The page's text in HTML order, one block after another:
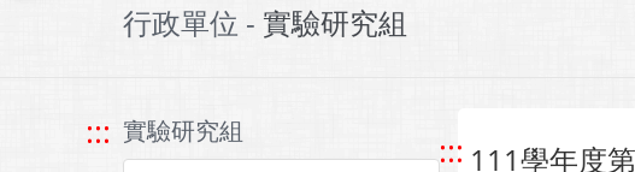
行政單位 - 實驗研究組
::: 實驗研究組 ::: 111學年度